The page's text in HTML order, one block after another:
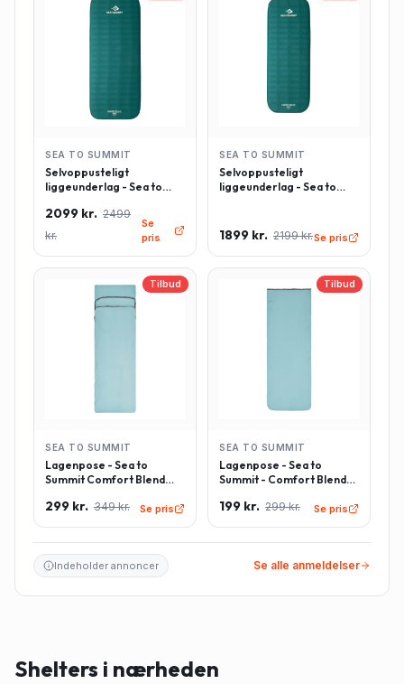
SEA TO SUMMIT
Selvoppusteligt
liggeunderlag - Sea to
Rektangulær - Large -
Grøn
2099 kr. 2499
kr.
Se
pris
SEA TO SUMMIT
Selvoppusteligt
liggeunderlag - Sea to
Grøn
1899 kr. 2199 kr.Se pris
Tilbud
SEA TO SUMMIT
Lagenpose - Sea to
Summit Comfort Blend
pudeindlæg -
299 kr. 349 kr. Se pris
Tilbud
SEA TO SUMMIT
Lagenpose - Sea to
Summit - Comfort Blend
Rektangulær - Lyseblå
199 kr. 299 kr. Se pris
Indeholder annoncer Se alle anmeldelser
Shelters i nærheden